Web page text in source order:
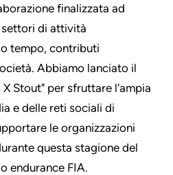
finalizzata ad
di attività
tempo, contributi
Abbiamo lanciato il
Stout" per sfruttare l'ampia
e delle reti sociali di
le organizzazioni
questa stagione del
endurance FIA.